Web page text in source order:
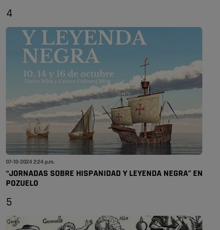
4
07-10-2024 2:24 p.m.
“JORNADAS SOBRE HISPANIDAD Y LEYENDA NEGRA” EN
POZUELO
5